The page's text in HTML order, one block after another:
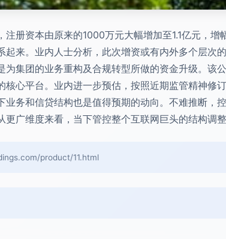
册资本由原来的1000万元大幅增加至1.1亿元，
来。业内人士分析，此次增资或有内外多个层次
集团的业务重构及合规转型所做的资金升级。该
心平台。业内进一步预估，按照近期监管精神修
务和信贷结构也是值得预期的动向。不难推断，
广维度来看，当下管控整个互联网巨头的结构调
product/11.html